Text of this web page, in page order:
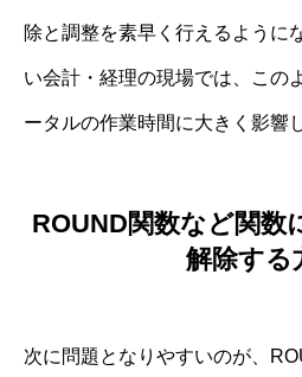
除と調整を素早く行えるように
い会計・経理の現場では、この
ータルの作業時間に大きく影響
ROUND関数など関数
解除する
次に問題となりやすいのが、